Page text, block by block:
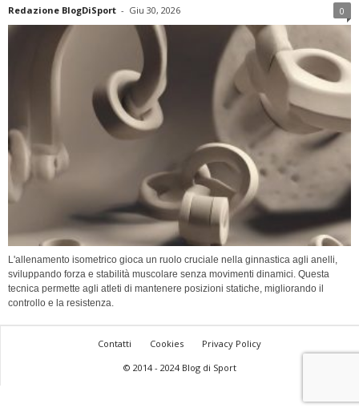
Redazione BlogDiSport - Giu 30, 2026 0
L'allenamento isometrico gioca un ruolo cruciale nella ginnastica agli anelli,
sviluppando forza e stabilità muscolare senza movimenti dinamici. Questa
tecnica permette agli atleti di mantenere posizioni statiche, migliorando il
controllo e la resistenza.
Contatti Cookies
Privacy Policy
© 2014 - 2024 Blog di Sport